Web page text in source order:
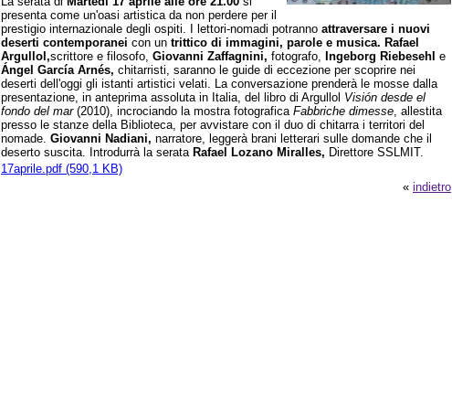
presenta come un'oasi artistica da non perdere per il
prestigio internazionale degli ospiti. I lettori-nomadi potranno attraversare i nuovi
deserti contemporanei con un trittico di immagini, parole e musica. Rafael
Argullol,scrittore e filosofo, Giovanni Zaffagnini, fotografo, Ingeborg Riebesehl e
Ángel García Arnés, chitarristi, saranno le guide di eccezione per scoprire nei
deserti dell'oggi gli istanti artistici velati. La conversazione prenderà le mosse dalla
presentazione, in anteprima assoluta in Italia, del libro di Argullol Visión desde el
fondo del mar (2010), incrociando la mostra fotografica Fabbriche dimesse, allestita
presso le stanze della Biblioteca, per avvistare con il duo di chitarra i territori del
nomade. Giovanni Nadiani, narratore, leggerà brani letterari sulle domande che il
deserto suscita. Introdurrà la serata Rafael Lozano Miralles, Direttore SSLMIT.
17aprile.pdf (590,1 KB)
« indietro